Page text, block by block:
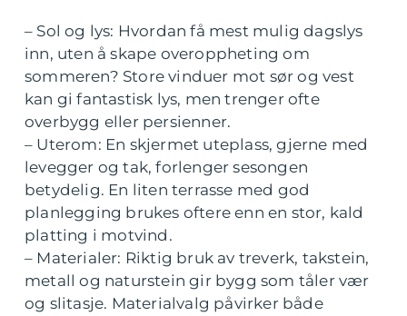
– Sol og lys: Hvordan få mest mulig dagslys
inn, uten å skape overoppheting om
sommeren? Store vinduer mot sør og vest
kan gi fantastisk lys, men trenger ofte
overbygg eller persienner.
– Uterom: En skjermet uteplass, gjerne med
levegger og tak, forlenger sesongen
betydelig. En liten terrasse med god
planlegging brukes oftere enn en stor, kald
platting i motvind.
– Materialer: Riktig bruk av treverk, takstein,
metall og naturstein gir bygg som tåler vær
og slitasje. Materialvalg påvirker både